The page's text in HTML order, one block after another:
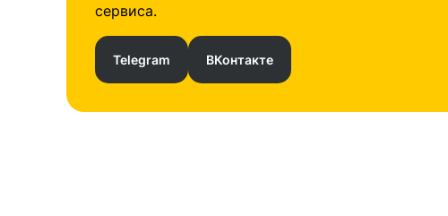
сервиса.
Telegram ВКонтакте